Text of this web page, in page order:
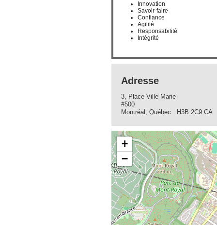
Innovation
Savoir-faire
Confiance
Agilité
Responsabilité
Intégrité
Adresse
3, Place Ville Marie
#500
Montréal, Québec H3B 2C9 CA
+
−